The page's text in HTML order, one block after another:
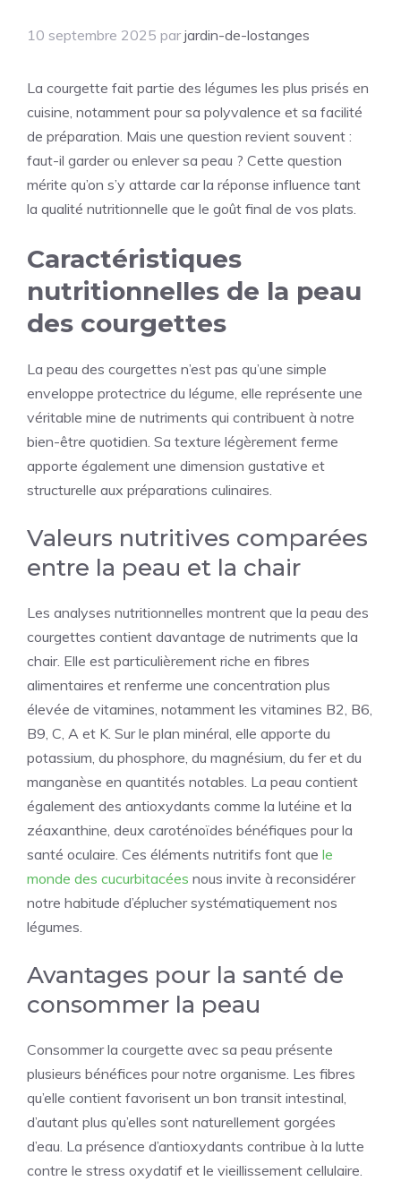
10 septembre 2025 par jardin-de-lostanges
La courgette fait partie des légumes les plus prisés en
cuisine, notamment pour sa polyvalence et sa facilité
de préparation. Mais une question revient souvent :
faut-il garder ou enlever sa peau ? Cette question
mérite qu’on s’y attarde car la réponse influence tant
la qualité nutritionnelle que le goût final de vos plats.
Caractéristiques
nutritionnelles de la peau
des courgettes
La peau des courgettes n’est pas qu’une simple
enveloppe protectrice du légume, elle représente une
véritable mine de nutriments qui contribuent à notre
bien-être quotidien. Sa texture légèrement ferme
apporte également une dimension gustative et
structurelle aux préparations culinaires.
Valeurs nutritives comparées
entre la peau et la chair
Les analyses nutritionnelles montrent que la peau des
courgettes contient davantage de nutriments que la
chair. Elle est particulièrement riche en fibres
alimentaires et renferme une concentration plus
élevée de vitamines, notamment les vitamines B2, B6,
B9, C, A et K. Sur le plan minéral, elle apporte du
potassium, du phosphore, du magnésium, du fer et du
manganèse en quantités notables. La peau contient
également des antioxydants comme la lutéine et la
zéaxanthine, deux caroténoïdes bénéfiques pour la
santé oculaire. Ces éléments nutritifs font que le
monde des cucurbitacées nous invite à reconsidérer
notre habitude d’éplucher systématiquement nos
légumes.
Avantages pour la santé de
consommer la peau
Consommer la courgette avec sa peau présente
plusieurs bénéfices pour notre organisme. Les fibres
qu’elle contient favorisent un bon transit intestinal,
d’autant plus qu’elles sont naturellement gorgées
d’eau. La présence d’antioxydants contribue à la lutte
contre le stress oxydatif et le vieillissement cellulaire.